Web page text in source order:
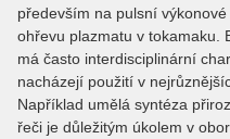
především na pulsní
ohřevu plazmatu v tokamaku.
má často interdisciplinární
nacházejí použití v
Například umělá syntéza
řeči je důležitým úkolem v